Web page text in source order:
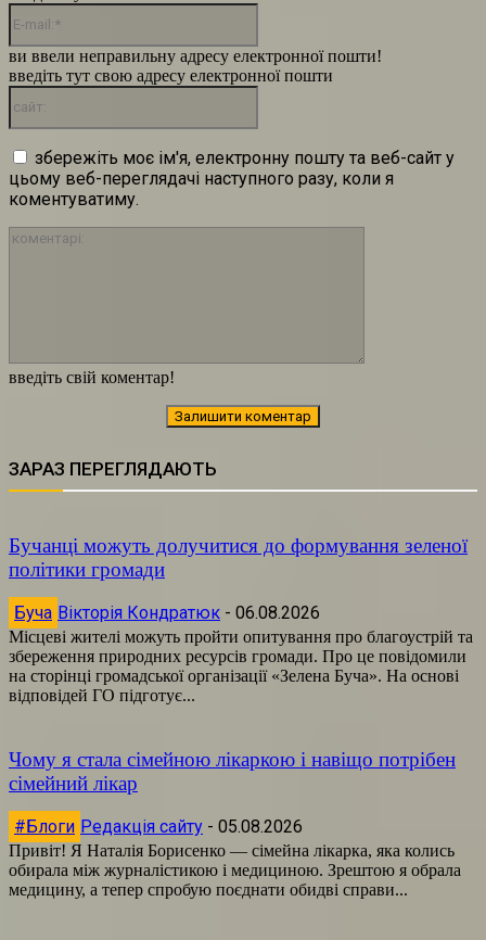
введіть свій коментар!
ви ввели неправильну адресу електронної пошти!
введіть тут свою адресу електронної пошти
збережіть моє ім'я, електронну пошту та веб-сайт у
цьому веб-переглядачі наступного разу, коли я
коментуватиму.
ЗАРАЗ ПЕРЕГЛЯДАЮТЬ
Бучанці можуть долучитися до формування зеленої
політики громади
Буча Вікторія Кондратюк - 06.08.2026
Місцеві жителі можуть пройти опитування про благоустрій та
збереження природних ресурсів громади. Про це повідомили
на сторінці громадської організації «Зелена Буча». На основі
відповідей ГО підготує...
Чому я стала сімейною лікаркою і навіщо потрібен
сімейний лікар
#Блоги Редакція сайту - 05.08.2026
Привіт! Я Наталія Борисенко — сімейна лікарка, яка колись
обирала між журналістикою і медициною. Зрештою я обрала
медицину, а тепер спробую поєднати обидві справи...